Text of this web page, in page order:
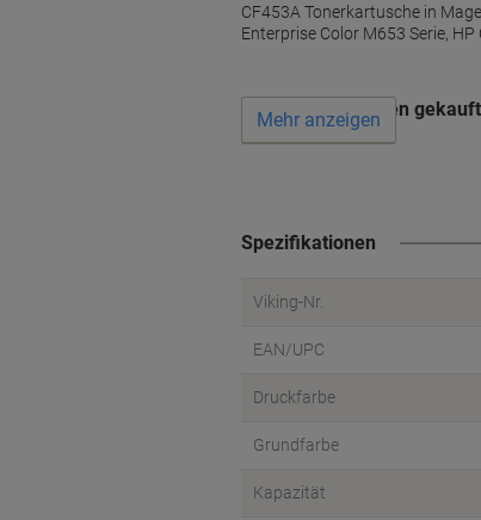
CF453A Tonerkartusche in
Enterprise Color M653 Serie,
Wird oft zusammen gekauft
Mehr anzeigen
Spezifikationen
Viking-Nr.
EAN/UPC
Druckfarbe
Grundfarbe
Kapazität